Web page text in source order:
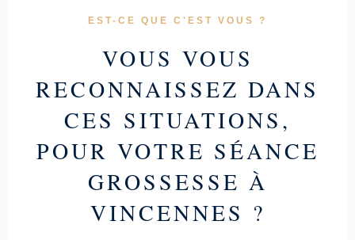
EST-CE QUE C'EST VOUS ?
VOUS VOUS
RECONNAISSEZ DANS
CES SITUATIONS,
POUR VOTRE SÉANCE
GROSSESSE À
VINCENNES ?